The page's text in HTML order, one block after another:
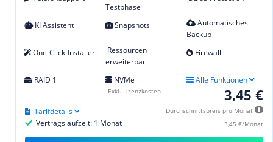
Testphase
KI Assistent Snapshots
Automatisches
Backup
One-Click-Installer
Ressourcen
erweiterbar
Firewall
RAID 1 NVMe Alle Funktionen
3,45 €
Durchschnittspreis pro Monat
3,45 €/Monat
Vertragslaufzeit: 1 Monat
Tarifdetails
Exkl. Lizenzkosten